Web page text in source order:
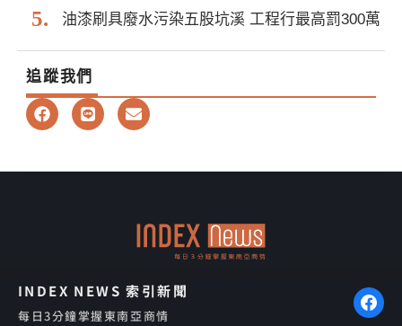
油漆刷具廢水污染五股坑溪 工程行最高罰300萬
追蹤我們
F
a
b
L
i
E
n
l
INDEX NEWS 索引新聞
每日3分鐘掌握東南亞商情